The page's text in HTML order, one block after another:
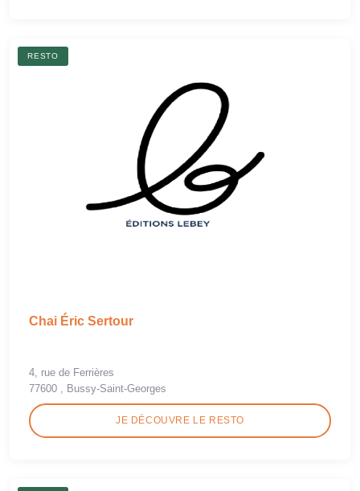
RESTO
Chai Éric Sertour
4, rue de Ferrières
77600 , Bussy-Saint-Georges
JE DÉCOUVRE LE RESTO